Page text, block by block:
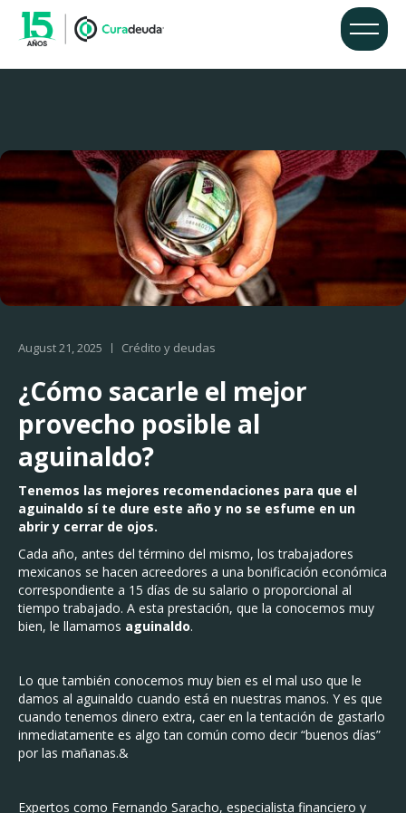
August 21, 2025 Crédito y deudas
¿Cómo sacarle el mejor
provecho posible al
aguinaldo?
Tenemos las mejores recomendaciones para que el
aguinaldo sí te dure este año y no se esfume en un
abrir y cerrar de ojos.
Cada año, antes del término del mismo, los trabajadores
mexicanos se hacen acreedores a una bonificación económica
correspondiente a 15 días de su salario o proporcional al
tiempo trabajado. A esta prestación, que la conocemos muy
bien, le llamamos aguinaldo.
Lo que también conocemos muy bien es el mal uso que le
damos al aguinaldo cuando está en nuestras manos. Y es que
cuando tenemos dinero extra, caer en la tentación de gastarlo
inmediatamente es algo tan común como decir “buenos días”
por las mañanas.&
Expertos como Fernando Saracho, especialista financiero y